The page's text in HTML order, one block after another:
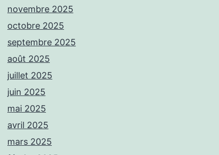
novembre 2025
octobre 2025
septembre 2025
août 2025
juillet 2025
juin 2025
mai 2025
avril 2025
mars 2025